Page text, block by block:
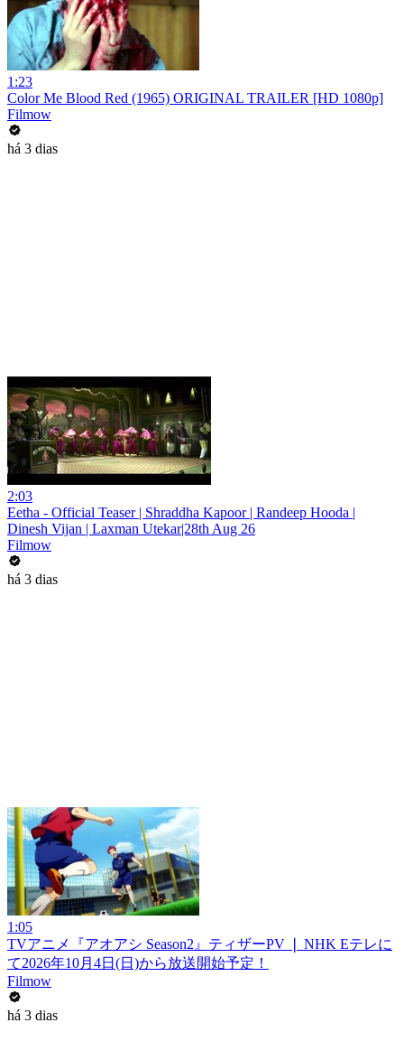
1:23
Color Me Blood Red (1965) ORIGINAL TRAILER [HD 1080p]
Filmow
há 3 dias
2:03
Eetha - Official Teaser | Shraddha Kapoor | Randeep Hooda |
Dinesh Vijan | Laxman Utekar|28th Aug 26
Filmow
há 3 dias
1:05
TVアニメ『アオアシ Season2』ティザーPV ❘ NHK Eテレに
て2026年10月4日(日)から放送開始予定！
Filmow
há 3 dias